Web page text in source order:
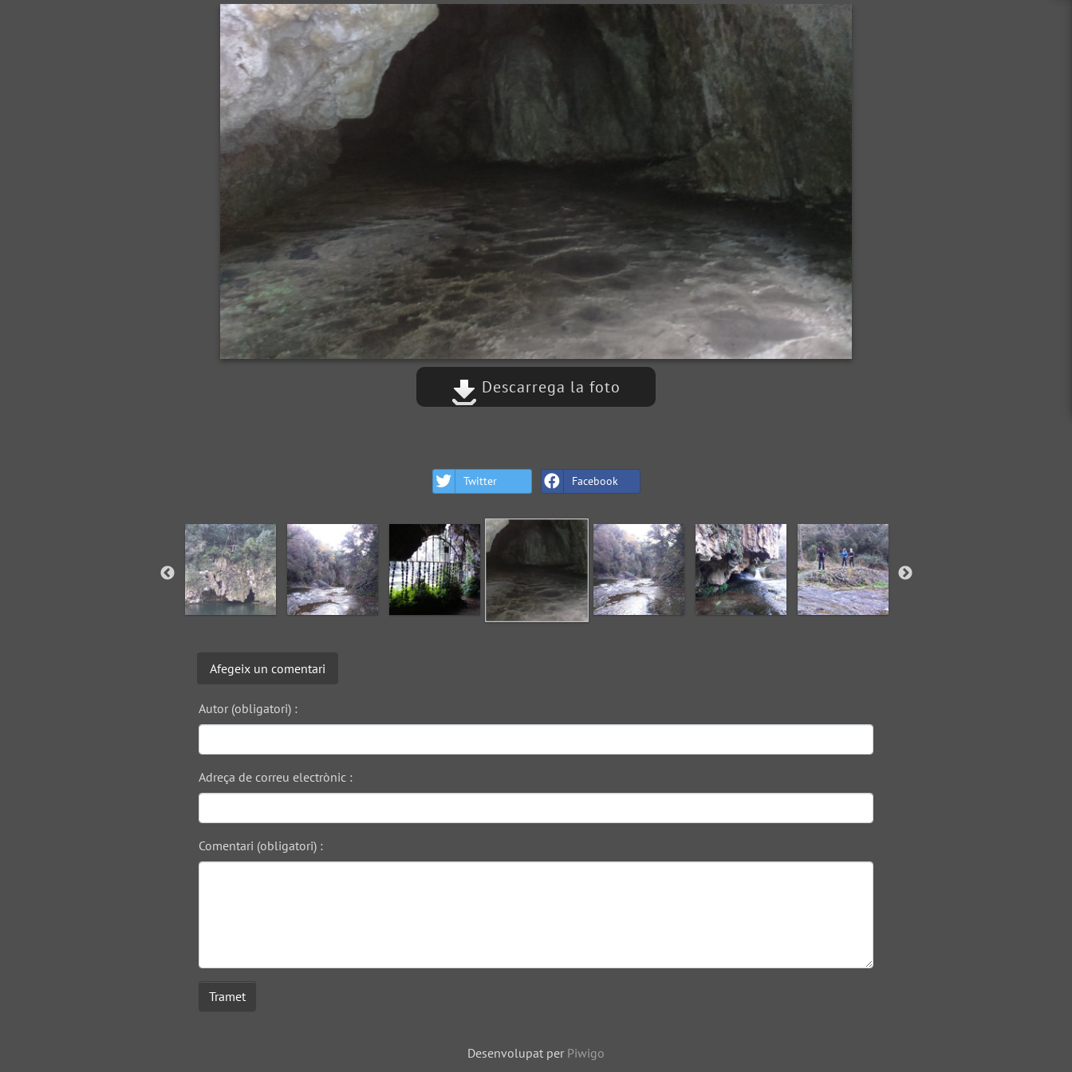
Descarrega la foto
Twitter Facebook
Afegeix un comentari
Autor (obligatori) :
Adreça de correu electrònic :
Comentari (obligatori) :
Tramet
Desenvolupat per Piwigo